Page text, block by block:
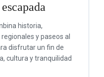
historia,
y paseos al
disfrutar un fin de
cultura y tranquilidad